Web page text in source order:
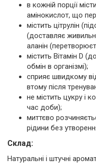
в кожній порції
амінокислот, що
містить цітрулін
(доставляє
аланін
містить Вітамін D
обмін в організмі);
сприяє швидкому
втому після
не містить цукру і
час доби);
миттєво
рідини без
Склад:
Натуральні і штучні